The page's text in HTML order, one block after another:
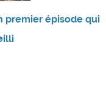
premier épisode qui